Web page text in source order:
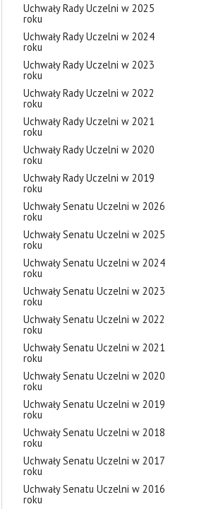
Uchwały Rady Uczelni w 2025
roku
Uchwały Rady Uczelni w 2024
roku
Uchwały Rady Uczelni w 2023
roku
Uchwały Rady Uczelni w 2022
roku
Uchwały Rady Uczelni w 2021
roku
Uchwały Rady Uczelni w 2020
roku
Uchwały Rady Uczelni w 2019
roku
Uchwały Senatu Uczelni w 2026
roku
Uchwały Senatu Uczelni w 2025
roku
Uchwały Senatu Uczelni w 2024
roku
Uchwały Senatu Uczelni w 2023
roku
Uchwały Senatu Uczelni w 2022
roku
Uchwały Senatu Uczelni w 2021
roku
Uchwały Senatu Uczelni w 2020
roku
Uchwały Senatu Uczelni w 2019
roku
Uchwały Senatu Uczelni w 2018
roku
Uchwały Senatu Uczelni w 2017
roku
Uchwały Senatu Uczelni w 2016
roku